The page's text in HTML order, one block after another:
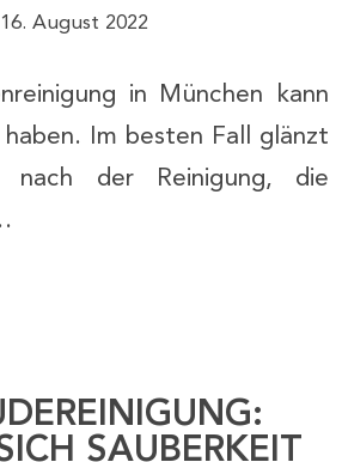
16. August 2022
in München kann
haben. Im besten Fall glänzt
nach der Reinigung, die
SAUBERKEIT